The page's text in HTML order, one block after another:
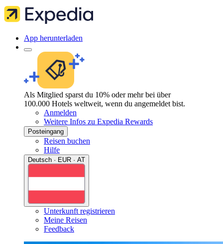
App herunterladen
Als Mitglied sparst du 10% oder mehr bei über
100.000 Hotels weltweit, wenn du angemeldet bist.
Anmelden
Weitere Infos zu Expedia Rewards
Posteingang
Reisen buchen
Hilfe
Deutsch · EUR · AT
Unterkunft registrieren
Meine Reisen
Feedback